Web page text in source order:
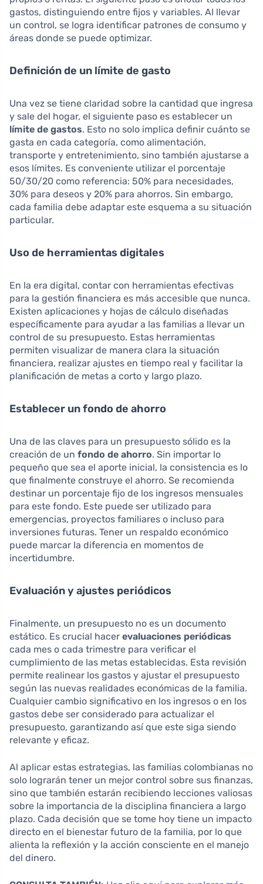
gastos, distinguiendo entre fijos y variables. Al llevar
un control, se logra identificar patrones de consumo y
áreas donde se puede optimizar.
Definición de un límite de gasto
Una vez se tiene claridad sobre la cantidad que ingresa
y sale del hogar, el siguiente paso es establecer un
límite de gastos. Esto no solo implica definir cuánto se
gasta en cada categoría, como alimentación,
transporte y entretenimiento, sino también ajustarse a
esos límites. Es conveniente utilizar el porcentaje
50/30/20 como referencia: 50% para necesidades,
30% para deseos y 20% para ahorros. Sin embargo,
cada familia debe adaptar este esquema a su situación
particular.
Uso de herramientas digitales
En la era digital, contar con herramientas efectivas
para la gestión financiera es más accesible que nunca.
Existen aplicaciones y hojas de cálculo diseñadas
específicamente para ayudar a las familias a llevar un
control de su presupuesto. Estas herramientas
permiten visualizar de manera clara la situación
financiera, realizar ajustes en tiempo real y facilitar la
planificación de metas a corto y largo plazo.
Establecer un fondo de ahorro
Una de las claves para un presupuesto sólido es la
creación de un fondo de ahorro. Sin importar lo
pequeño que sea el aporte inicial, la consistencia es lo
que finalmente construye el ahorro. Se recomienda
destinar un porcentaje fijo de los ingresos mensuales
para este fondo. Este puede ser utilizado para
emergencias, proyectos familiares o incluso para
inversiones futuras. Tener un respaldo económico
puede marcar la diferencia en momentos de
incertidumbre.
Evaluación y ajustes periódicos
Finalmente, un presupuesto no es un documento
estático. Es crucial hacer evaluaciones periódicas
cada mes o cada trimestre para verificar el
cumplimiento de las metas establecidas. Esta revisión
permite realinear los gastos y ajustar el presupuesto
según las nuevas realidades económicas de la familia.
Cualquier cambio significativo en los ingresos o en los
gastos debe ser considerado para actualizar el
presupuesto, garantizando así que este siga siendo
relevante y eficaz.
Al aplicar estas estrategias, las familias colombianas no
solo lograrán tener un mejor control sobre sus finanzas,
sino que también estarán recibiendo lecciones valiosas
sobre la importancia de la disciplina financiera a largo
plazo. Cada decisión que se tome hoy tiene un impacto
directo en el bienestar futuro de la familia, por lo que
alienta la reflexión y la acción consciente en el manejo
del dinero.